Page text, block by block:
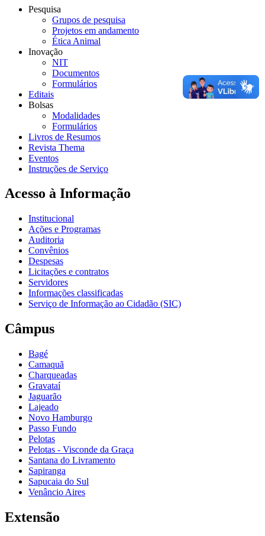
Pesquisa
Grupos de pesquisa
Projetos em andamento
Ética Animal
Inovação
NIT
Documentos
Formulários
Editais
Bolsas
Modalidades
Formulários
Livros de Resumos
Revista Thema
Eventos
Instruções de Serviço
Acesso à Informação
Institucional
Ações e Programas
Auditoria
Convênios
Despesas
Licitações e contratos
Servidores
Informações classificadas
Serviço de Informação ao Cidadão (SIC)
Câmpus
Bagé
Camaquã
Charqueadas
Gravataí
Jaguarão
Lajeado
Novo Hamburgo
Passo Fundo
Pelotas
Pelotas - Visconde da Graça
Santana do Livramento
Sapiranga
Sapucaia do Sul
Venâncio Aires
Extensão